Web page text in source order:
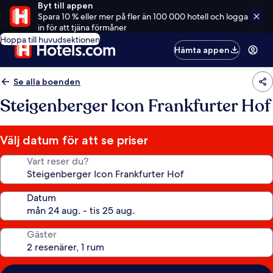
Byt till appen
Spara 10 % eller mer på fler än 100 000 hotell och logga
in för att tjäna förmåner
Hoppa till huvudsektionen
Hämta appen
Se alla boenden
Steigenberger Icon Frankfurter Hof
Välj datum för att se priser
Vart reser du?
Datum
Gäster